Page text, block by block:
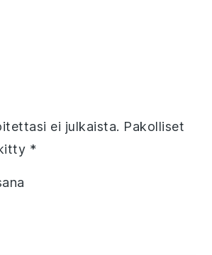
ei julkaista. Pakolliset
*